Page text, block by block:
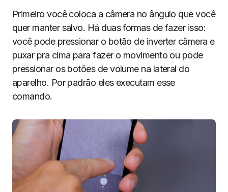
Primeiro você coloca a câmera no ângulo que você
quer manter salvo. Há duas formas de fazer isso:
você pode pressionar o botão de inverter câmera e
puxar pra cima para fazer o movimento ou pode
pressionar os botões de volume na lateral do
aparelho. Por padrão eles executam esse
comando.